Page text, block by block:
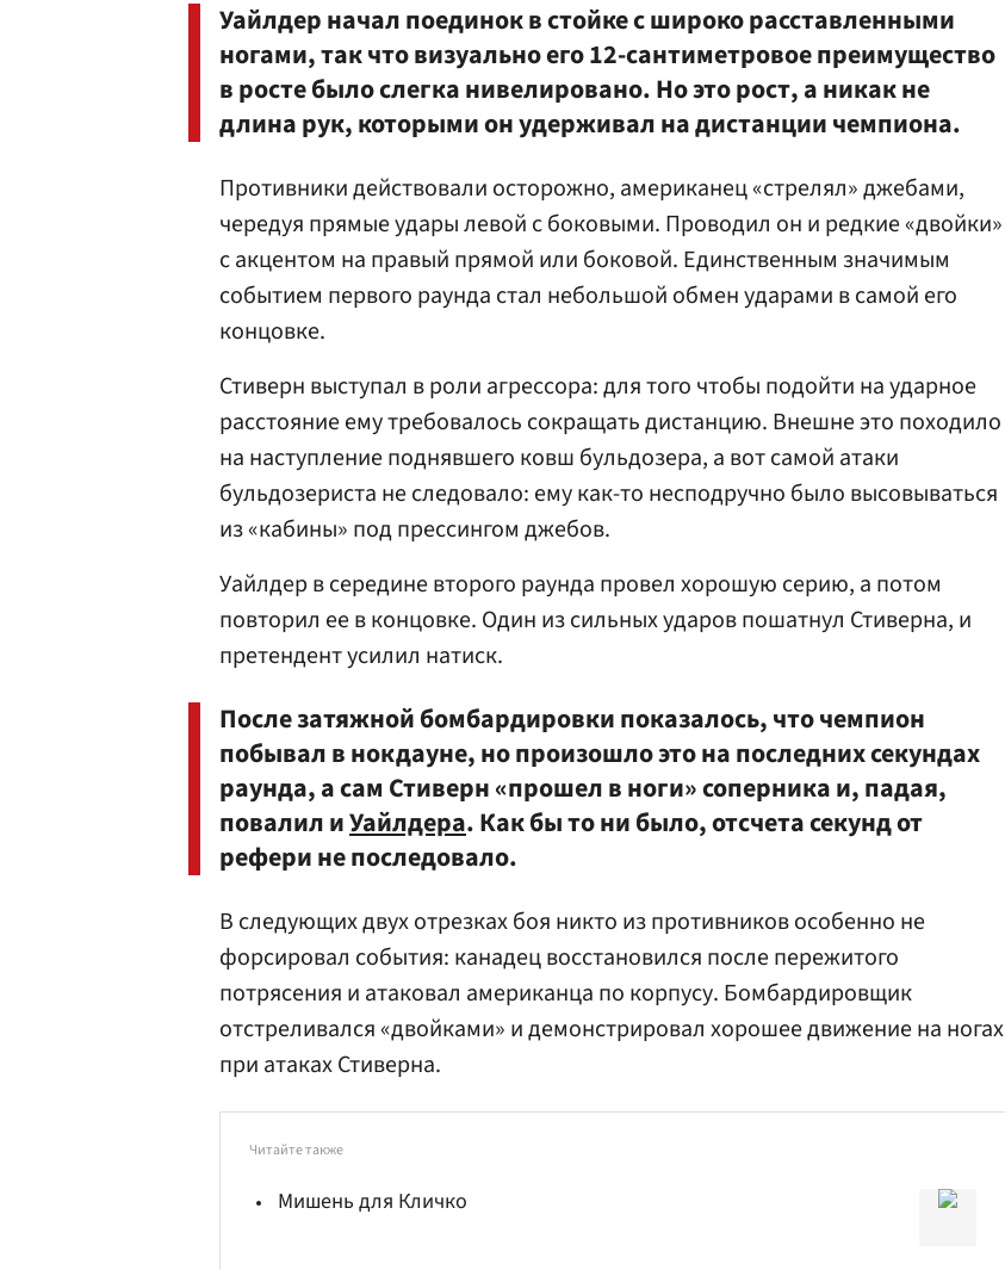
Уайлдер начал поединок в стойке с широко расставленными
ногами, так что визуально его 12-сантиметровое преимущество
в росте было слегка нивелировано. Но это рост, а никак не
длина рук, которыми он удерживал на дистанции чемпиона.
Противники действовали осторожно, американец «стрелял» джебами,
чередуя прямые удары левой с боковыми. Проводил он и редкие «двойки»
с акцентом на правый прямой или боковой. Единственным значимым
событием первого раунда стал небольшой обмен ударами в самой его
концовке.
Стиверн выступал в роли агрессора: для того чтобы подойти на ударное
расстояние ему требовалось сокращать дистанцию. Внешне это походило
на наступление поднявшего ковш бульдозера, а вот самой атаки
бульдозериста не следовало: ему как-то несподручно было высовываться
из «кабины» под прессингом джебов.
Уайлдер в середине второго раунда провел хорошую серию, а потом
повторил ее в концовке. Один из сильных ударов пошатнул Стиверна, и
претендент усилил натиск.
После затяжной бомбардировки показалось, что чемпион
побывал в нокдауне, но произошло это на последних секундах
раунда, а сам Стиверн «прошел в ноги» соперника и, падая,
повалил иУайлдера. Как бы то ни было, отсчета секунд от
рефери не последовало.
В следующих двух отрезках боя никто из противников особенно не
форсировал события: канадец восстановился после пережитого
потрясения и атаковал американца по корпусу. Бомбардировщик
отстреливался «двойками» и демонстрировал хорошее движение на ногах
при атаках Стиверна.
Читайте также
Мишень для Кличко